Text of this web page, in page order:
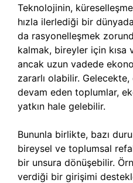
Teknolojinin,
hızla ilerlediği bir
da rasyonelleşmek
kalmak, bireyler için
ancak uzun vadede
zararlı olabilir.
devam eden toplumlar,
yatkın hale gelebilir.
Bununla birlikte, bazı
bireysel ve toplumsal
bir unsura dönüşebilir.
verdiği bir girişimi